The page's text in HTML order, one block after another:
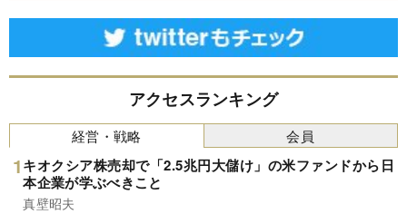
アクセスランキング
経営・戦略
キオクシア株売却で「2.5兆円大儲け」の米ファンドから日
本企業が学ぶべきこと
真壁昭夫
会員